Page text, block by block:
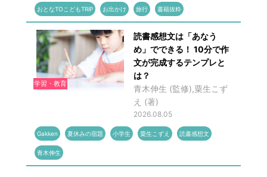
おとなTOこどもTRiP お出かけ 旅行 書籍抜粋
学習・教育
読書感想文は「あなう
め」でできる！ 10分で作
文が完成するテンプレと
は？
青木伸生 (監修),粟生こず
え (著)
2026.08.05
Gakken 夏休みの宿題 小学生 粟生こずえ 読書感想文
青木伸生